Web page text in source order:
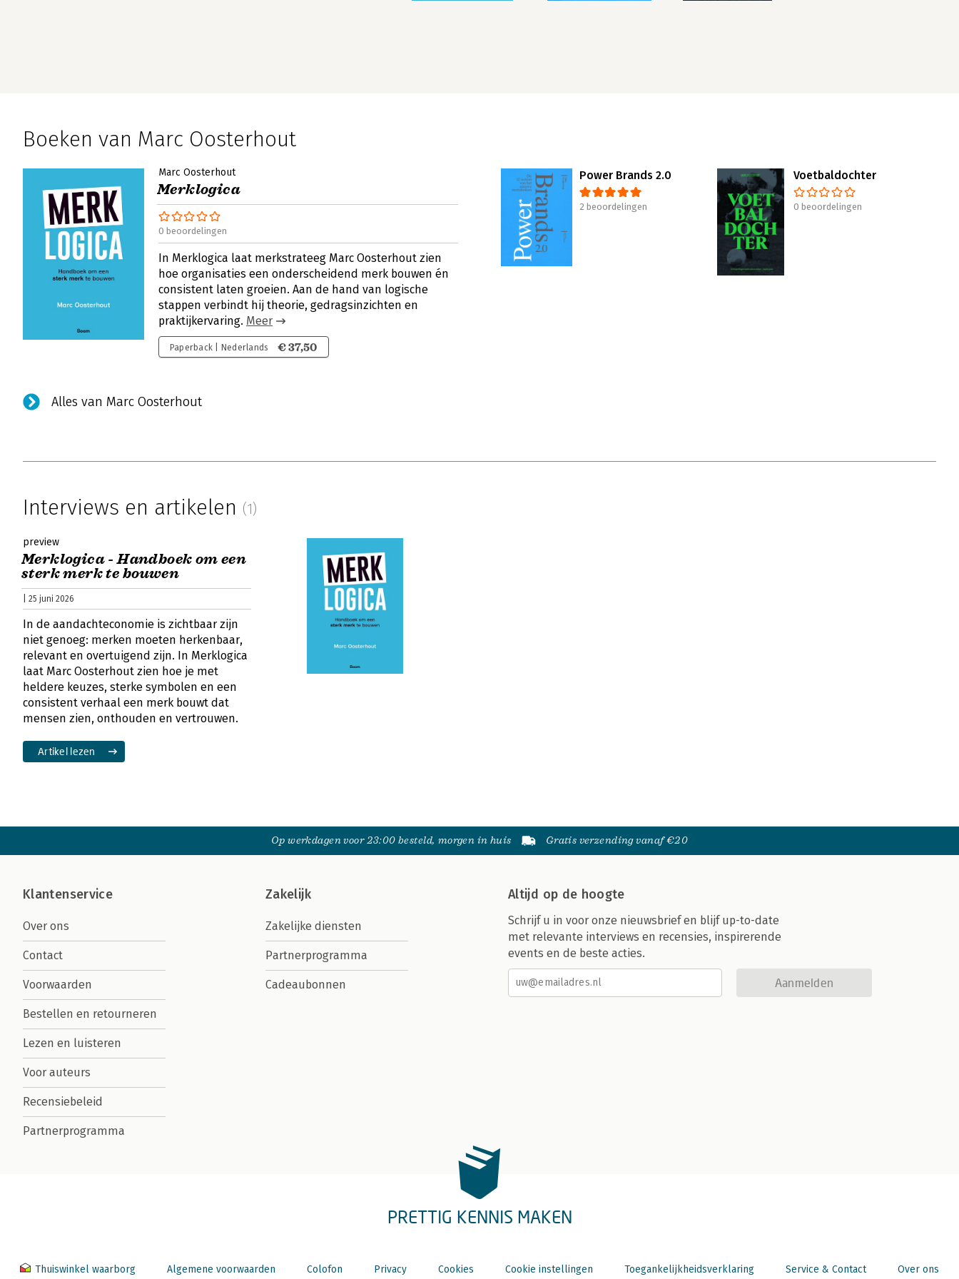
Boeken van Marc Oosterhout
Marc Oosterhout
Merklogica
0 beoordelingen
In Merklogica laat merkstrateeg Marc Oosterhout zien
hoe organisaties een onderscheidend merk bouwen én
consistent laten groeien. Aan de hand van logische
stappen verbindt hij theorie, gedragsinzichten en
praktijkervaring. Meer
Paperback | Nederlands € 37,50
Power Brands 2.0
2 beoordelingen
Voetbaldochter
0 beoordelingen
Alles van Marc Oosterhout
Interviews en artikelen (1)
preview
Merklogica - Handboek om een
sterk merk te bouwen
| 25 juni 2026
In de aandachteconomie is zichtbaar zijn
niet genoeg: merken moeten herkenbaar,
relevant en overtuigend zijn. In Merklogica
laat Marc Oosterhout zien hoe je met
heldere keuzes, sterke symbolen en een
consistent verhaal een merk bouwt dat
mensen zien, onthouden en vertrouwen.
Artikel lezen
Op werkdagen voor 23:00 besteld, morgen in huis Gratis verzending vanaf €20
Klantenservice
Over ons
Contact
Voorwaarden
Bestellen en retourneren
Lezen en luisteren
Voor auteurs
Recensiebeleid
Partnerprogramma
Zakelijk
Zakelijke diensten
Partnerprogramma
Cadeaubonnen
Altijd op de hoogte
Schrijf u in voor onze nieuwsbrief en blijf up-to-date
met relevante interviews en recensies, inspirerende
events en de beste acties.
Aanmelden
PRETTIG KENNIS MAKEN
Thuiswinkel waarborg Algemene voorwaarden Colofon Privacy Cookies Cookie instellingen Toegankelijkheidsverklaring Service & Contact Over ons